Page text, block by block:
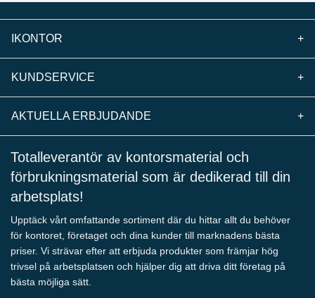
IKONTOR +
KUNDSERVICE +
AKTUELLA ERBJUDANDE +
Totalleverantör av kontorsmaterial och
förbrukningsmaterial som är dedikerad till din
arbetsplats!
Upptäck vårt omfattande sortiment där du hittar allt du behöver
för kontoret, företaget och dina kunder till marknadens bästa
priser. Vi strävar efter att erbjuda produkter som främjar hög
trivsel på arbetsplatsen och hjälper dig att driva ditt företag på
bästa möjliga sätt.